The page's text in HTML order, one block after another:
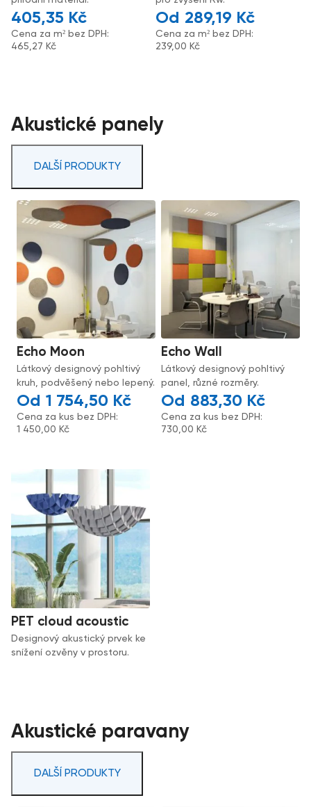
405,35 Kč
Cena za m² bez DPH:
465,27 Kč
289,19 Kč
Cena za m² bez DPH:
239,00 Kč
Akustické panely
DALŠÍ PRODUKTY
Echo Moon
Látkový designový pohltivý
kruh, podvěšený nebo lepený.
1 754,50 Kč
Cena za kus bez DPH:
1 450,00 Kč
Echo Wall
Látkový designový pohltivý
panel, různé rozměry.
883,30 Kč
Cena za kus bez DPH:
730,00 Kč
PET cloud acoustic
Designový akustický prvek ke
snížení ozvěny v prostoru.
Akustické paravany
DALŠÍ PRODUKTY